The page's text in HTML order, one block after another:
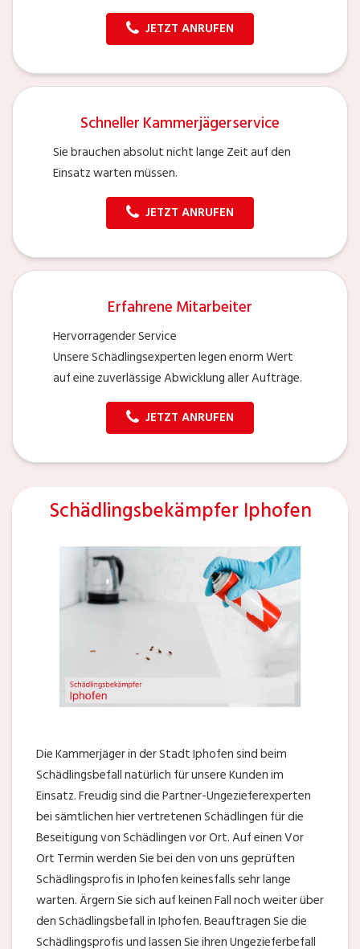
JETZT ANRUFEN
Schneller Kammerjägerservice
Sie brauchen absolut nicht lange Zeit auf den
Einsatz warten müssen.
JETZT ANRUFEN
Erfahrene Mitarbeiter
Hervorragender Service
Unsere Schädlingsexperten legen enorm Wert
auf eine zuverlässige Abwicklung aller Aufträge.
JETZT ANRUFEN
Schädlingsbekämpfer Iphofen
Die Kammerjäger in der Stadt Iphofen sind beim
Schädlingsbefall natürlich für unsere Kunden im
Einsatz. Freudig sind die Partner-Ungezieferexperten
bei sämtlichen hier vertretenen Schädlingen für die
Beseitigung von Schädlingen vor Ort. Auf einen Vor
Ort Termin werden Sie bei den von uns geprüften
Schädlingsprofis in Iphofen keinesfalls sehr lange
warten. Ärgern Sie sich auf keinen Fall noch weiter über
den Schädlingsbefall in Iphofen. Beauftragen Sie die
Schädlingsprofis und lassen Sie ihren Ungezieferbefall